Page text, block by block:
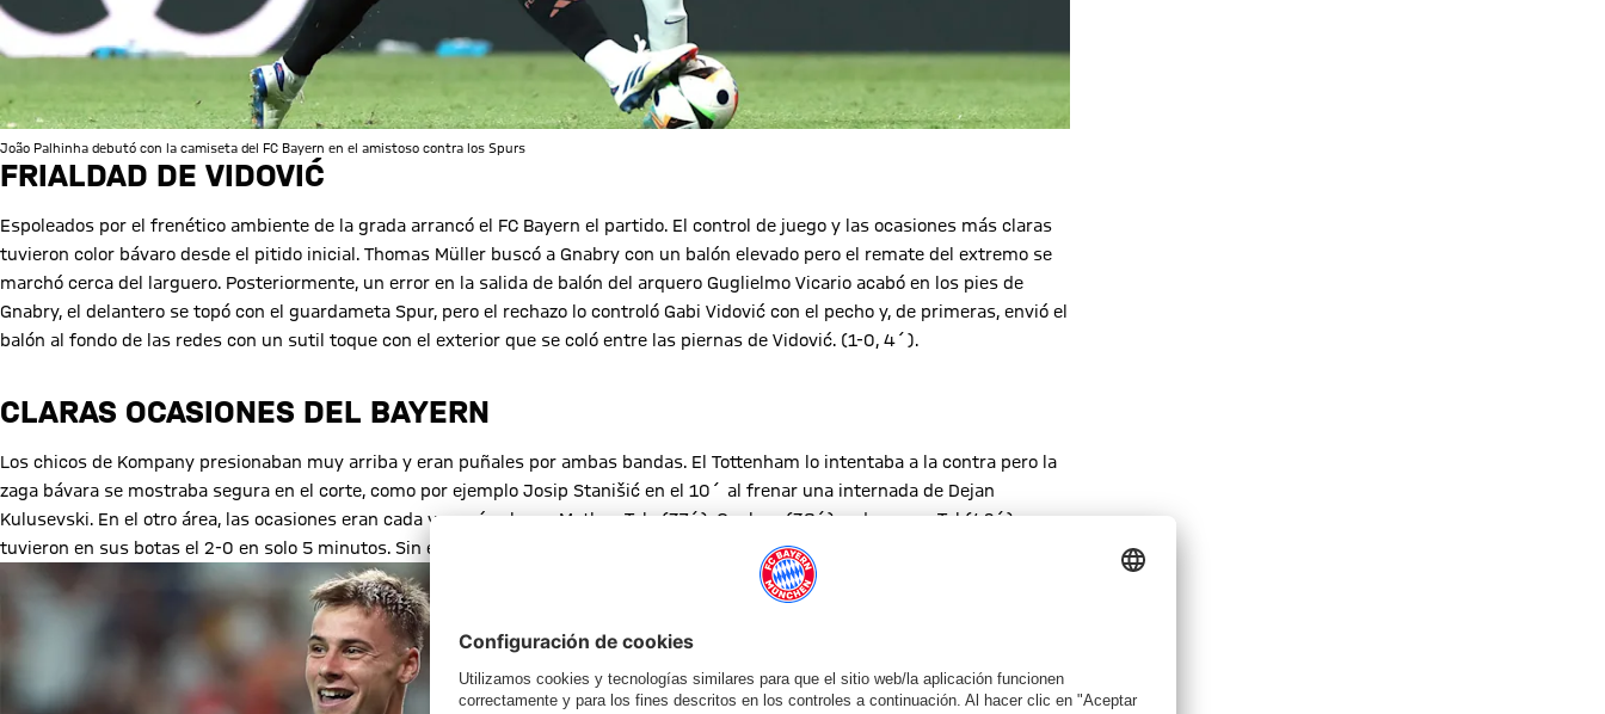
João Palhinha debutó con la camiseta del FC Bayern en el amistoso contra los Spurs
FRIALDAD DE VIDOVIĆ
Espoleados por el frenético ambiente de la grada arrancó el FC Bayern el partido. El control de juego y las ocasiones más claras
tuvieron color bávaro desde el pitido inicial. Thomas Müller buscó a Gnabry con un balón elevado pero el remate del extremo se
marchó cerca del larguero. Posteriormente, un error en la salida de balón del arquero Guglielmo Vicario acabó en los pies de
Gnabry, el delantero se topó con el guardameta Spur, pero el rechazo lo controló Gabi Vidović con el pecho y, de primeras, envió el
balón al fondo de las redes con un sutil toque con el exterior que se coló entre las piernas de Vidović. (1-0, 4´).
CLARAS OCASIONES DEL BAYERN
Los chicos de Kompany presionaban muy arriba y eran puñales por ambas bandas. El Tottenham lo intentaba a la contra pero la
zaga bávara se mostraba segura en el corte, como por ejemplo Josip Stanišić en el 10´ al frenar una internada de Dejan
Kulusevski. En el otro área, las ocasiones eran cada vez más claras. Mathys Tels (37´), Gnabry (38´), y de nuevo Tel (42´)
tuvieron en sus botas el 2-0 en solo 5 minutos. Sin embargo el duelo se marchó con el 1-0 al descanso.